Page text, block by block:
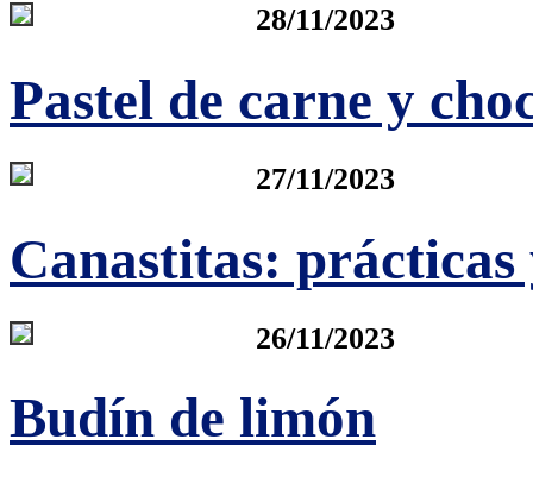
28/11/2023
Pastel de carne y
27/11/2023
Canastitas: prácticas
26/11/2023
Budín de limón